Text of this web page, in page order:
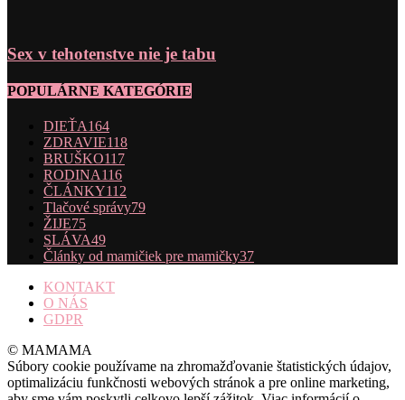
Sex v tehotenstve nie je tabu
POPULÁRNE KATEGÓRIE
DIEŤA164
ZDRAVIE118
BRUŠKO117
RODINA116
ČLÁNKY112
Tlačové správy79
ŽIJE75
SLÁVA49
Články od mamičiek pre mamičky37
KONTAKT
O NÁS
GDPR
© MAMAMA
Súbory cookie používame na zhromažďovanie štatistických údajov,
optimalizáciu funkčnosti webových stránok a pre online marketing,